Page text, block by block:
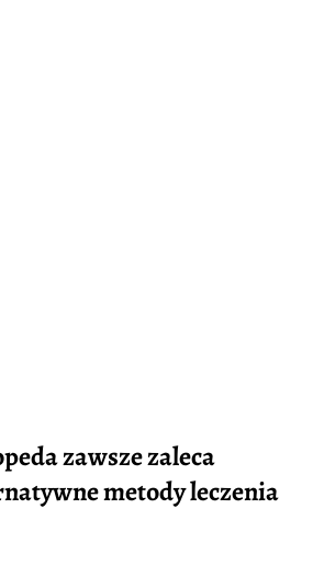
zawsze zaleca
metody leczenia